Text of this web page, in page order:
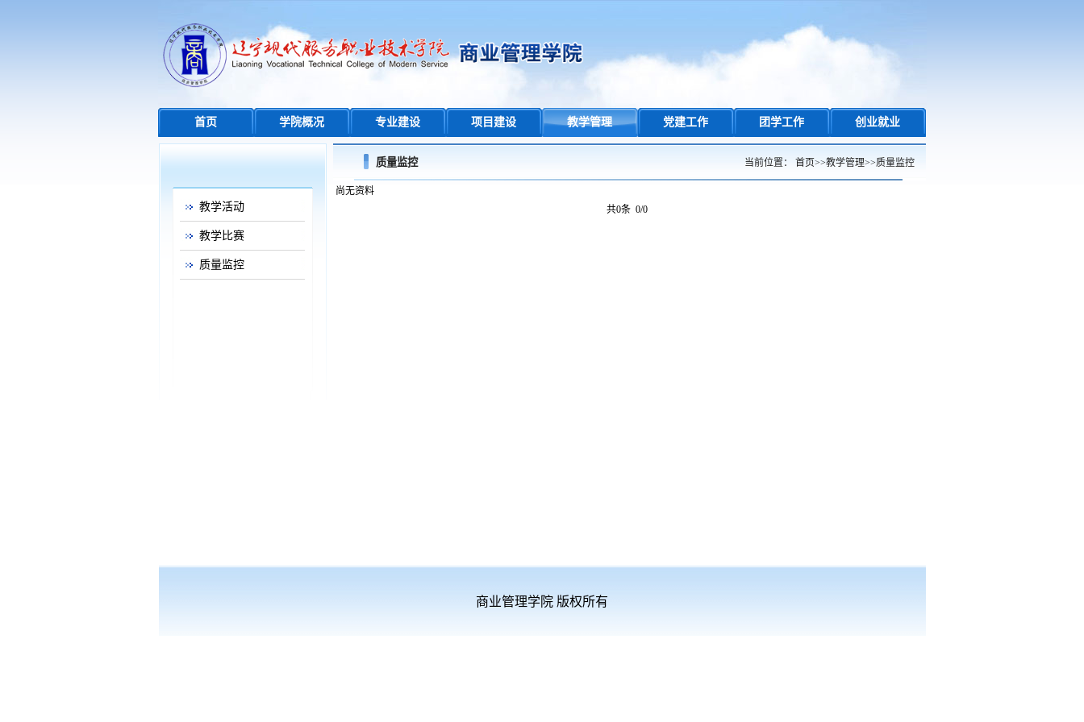
首页 学院概况 专业建设 项目建设 教学管理 党建工作 团学工作 创业就业
教学活动
教学比赛
质量监控
质量监控 当前位置： 首页>>教学管理>>质量监控
尚无资料
共0条 0/0
商业管理学院 版权所有